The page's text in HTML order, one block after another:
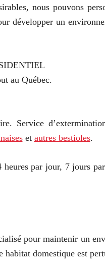
nous pouvons
développer un
au Québec.
Service
et autres bestioles.
par jour, 7 jours
pour maintenir un
domestique est